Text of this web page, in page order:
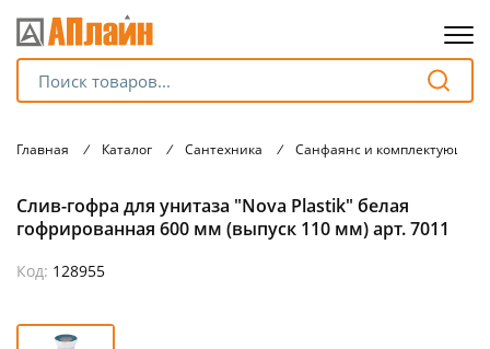
Главная / Каталог / Сантехника / Санфаянс и комплектующие
Слив-гофра для унитаза "Nova Plastik" белая
гофрированная 600 мм (выпуск 110 мм) арт. 7011
Код: 128955
оплатуна части
без переплат
График платежей